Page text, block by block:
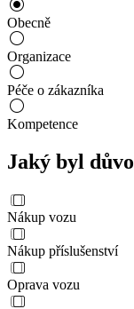
Obecně
Organizace
Péče o zákazníka
Kompetence
Jaký byl
Nákup vozu
Nákup příslušenství
Oprava vozu